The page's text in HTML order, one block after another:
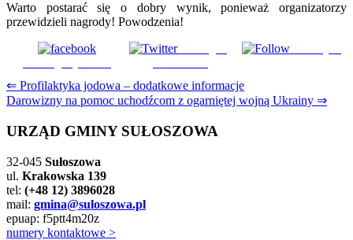
Warto postarać się o dobry wynik, ponieważ organizatorzy
przewidzieli nagrody! Powodzenia!
Udostępnij
Subskrybuj
Nawigacja
wpisu
⇐ Profilaktyka jodowa – dodatkowe informacje
Darowizny na pomoc uchodźcom z ogarniętej wojną Ukrainy ⇒
URZĄD GMINY SUŁOSZOWA
32-045 Sułoszowa
ul. Krakowska 139
tel: (+48 12) 3896028
mail: gmina@suloszowa.pl
epuap: f5ptt4m20z
numery kontaktowe >